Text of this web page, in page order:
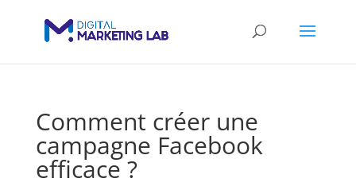
Comment créer une
campagne Facebook
efficace ?